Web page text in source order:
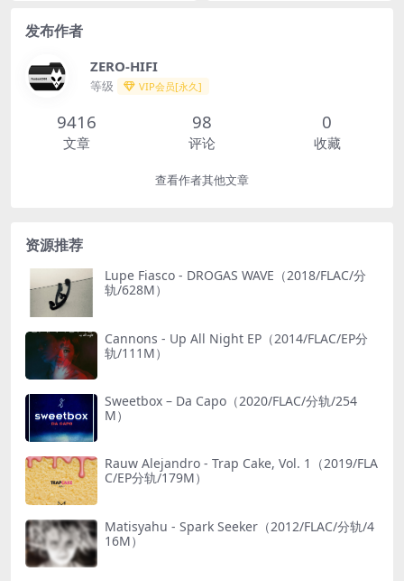
发布作者
ZERO-HIFI
等级 VIP会员[永久]
9416
文章
98
评论
0
收藏
查看作者其他文章
资源推荐
Lupe Fiasco - DROGAS WAVE（2018/FLAC/分
轨/628M）
Cannons - Up All Night EP（2014/FLAC/EP分
轨/111M）
Sweetbox – Da Capo（2020/FLAC/分轨/254
M）
Rauw Alejandro - Trap Cake, Vol. 1（2019/FLA
C/EP分轨/179M）
Matisyahu - Spark Seeker（2012/FLAC/分轨/4
16M）